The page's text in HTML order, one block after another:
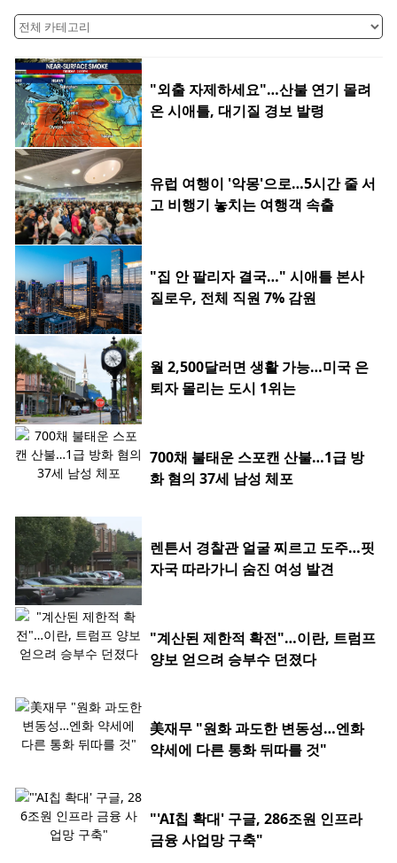
"외출 자제하세요"…산불 연기 몰려
온 시애틀, 대기질 경보 발령
유럽 여행이 '악몽'으로…5시간 줄 서
고 비행기 놓치는 여행객 속출
"집 안 팔리자 결국…" 시애틀 본사
질로우, 전체 직원 7% 감원
월 2,500달러면 생활 가능…미국 은
퇴자 몰리는 도시 1위는
700채 불태운 스포캔 산불…1급 방
화 혐의 37세 남성 체포
렌튼서 경찰관 얼굴 찌르고 도주…핏
자국 따라가니 숨진 여성 발견
"계산된 제한적 확전"…이란, 트럼프
양보 얻으려 승부수 던졌다
美재무 "원화 과도한 변동성…엔화
약세에 다른 통화 뒤따를 것"
"'AI칩 확대' 구글, 286조원 인프라
금융 사업망 구축"